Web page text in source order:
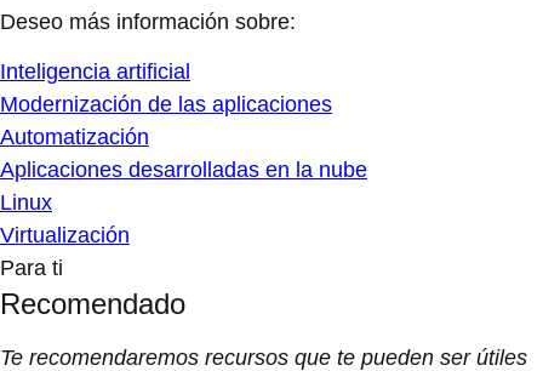
Deseo más información sobre:
Inteligencia artificial
Modernización de las aplicaciones
Automatización
Aplicaciones desarrolladas en la nube
Linux
Virtualización
Para ti
Recomendado
Te recomendaremos recursos que te pueden ser útiles